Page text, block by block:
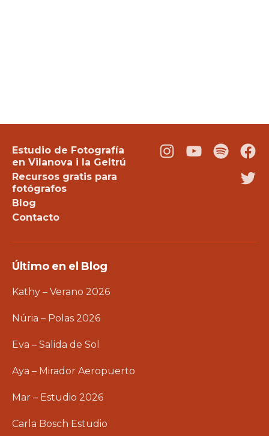
Estudio de Fotografía
en Vilanova i la Geltrú
Recursos gratis para
fotógrafos
Blog
Contacto
Instagram
YoutubePodcast
Último en el Blog
Kathy – Verano 2026
Núria – Polas 2026
Eva – Salida de Sol
Aya – Mirador Aeropuerto
Mar – Estudio 2026
Carla Bosch Estudio